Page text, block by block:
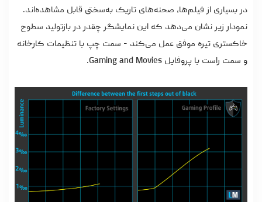
در بسیاری از فیلم‌ها، صحنه‌های تاریک به‌سختی قابل مشاهده‌اند.
نمودار زیر نشان می‌دهد که این نمایشگر چقدر در بازتولید سطوح
خاکستری تیره موفق عمل می‌کند - سمت چپ با تنظیمات کارخانه
و سمت راست با پروفایل Gaming and Movies.